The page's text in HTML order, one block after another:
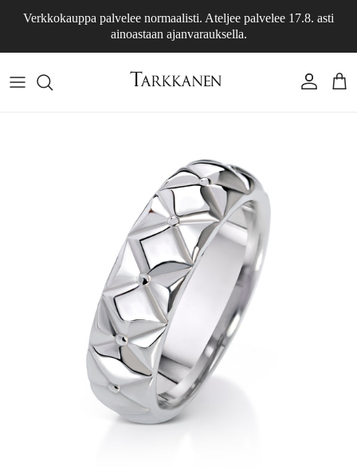
Verkkokauppa palvelee normaalisti. Ateljee palvelee 17.8. asti
ainoastaan ajanvarauksella.
Tili